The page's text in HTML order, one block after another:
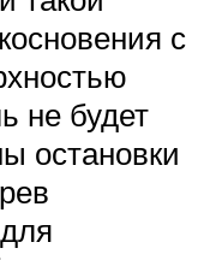
с
не будет
остановки